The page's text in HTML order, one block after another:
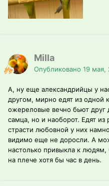
Milla
Опубликовано 19 мая,
А, ну еще александрийцы у
другом, мирно едят из одной
ожереловые вечно бьют друг
самца, но и наоборот. Едят
страсти любовной у них
видимо еще не доросли. А
настолько привыкла к
на плече хотя бы час в день.